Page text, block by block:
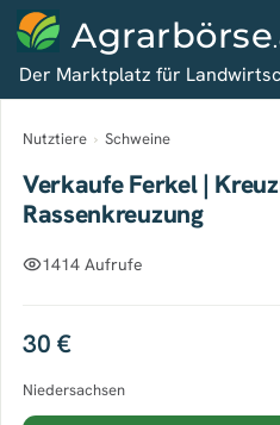
Agrarbörse
Der Marktplatz für
Nutztiere › Schweine
Verkaufe Ferkel |
Rassenkreuzung
1414 Aufrufe
30 €
Niedersachsen